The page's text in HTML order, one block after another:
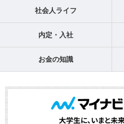
社会人ライフ
内定・入社
お金の知識